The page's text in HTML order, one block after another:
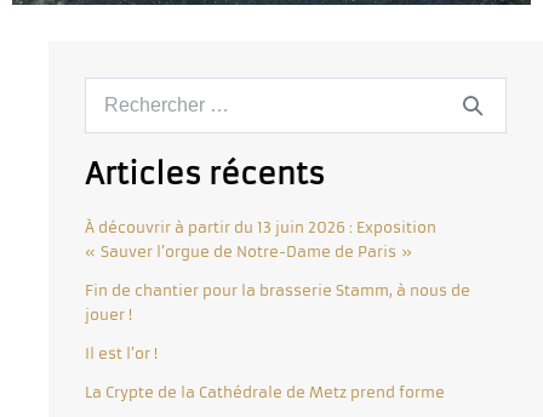
Articles récents
À découvrir à partir du 13 juin 2026 : Exposition
« Sauver l’orgue de Notre-Dame de Paris »
Fin de chantier pour la brasserie Stamm, à nous de
jouer !
Il est l’or !
La Crypte de la Cathédrale de Metz prend forme